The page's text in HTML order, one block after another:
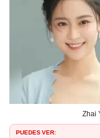
Zhai
PUEDES VER: